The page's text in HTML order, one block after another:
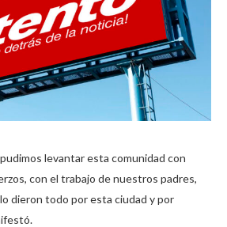
levantar esta comunidad con
con el trabajo de nuestros padres,
dieron todo por esta ciudad y por